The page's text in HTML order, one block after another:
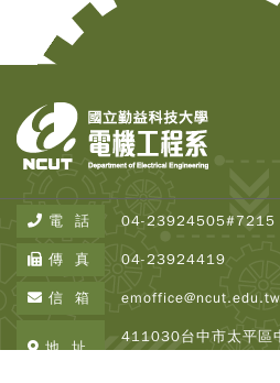
電 話 04-23924505#7215
傳 真 04-23924419
信 箱 emoffice@ncut.edu.tw
地 址
411030台中市太平區